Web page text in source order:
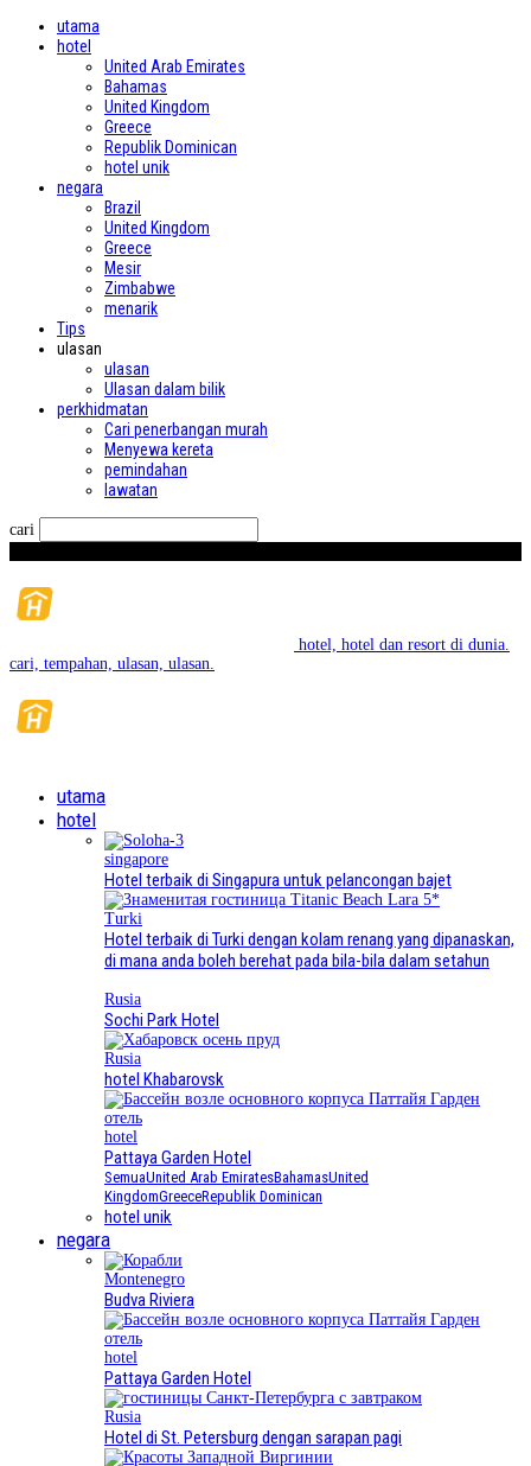
utama
hotel
United Arab Emirates
Bahamas
United Kingdom
Greece
Republik Dominican
hotel unik
negara
Brazil
United Kingdom
Greece
Mesir
Zimbabwe
menarik
Tips
ulasan
ulasan
Ulasan dalam bilik
perkhidmatan
Cari penerbangan murah
Menyewa kereta
pemindahan
lawatan
cari
hotel, hotel dan resort di dunia.
cari, tempahan, ulasan, ulasan.
utama
hotel
singapore
Hotel terbaik di Singapura untuk pelancongan bajet
Turki
Hotel terbaik di Turki dengan kolam renang yang dipanaskan,
di mana anda boleh berehat pada bila-bila dalam setahun
Rusia
Sochi Park Hotel
Rusia
hotel Khabarovsk
hotel
Pattaya Garden Hotel
SemuaUnited Arab EmiratesBahamasUnited
KingdomGreeceRepublik Dominican
hotel unik
negara
Montenegro
Budva Riviera
hotel
Pattaya Garden Hotel
Rusia
Hotel di St. Petersburg dengan sarapan pagi